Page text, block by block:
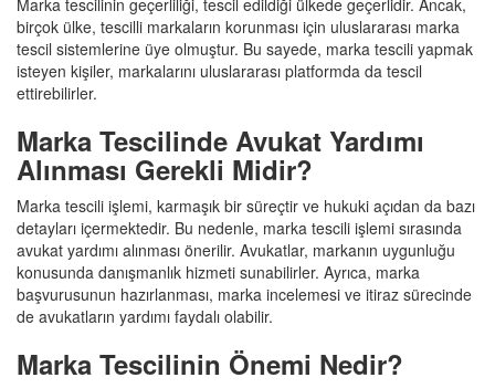
Marka tescilinin geçerliliği, tescil edildiği ülkede geçerlidir. Ancak,
birçok ülke, tescilli markaların korunması için uluslararası marka
tescil sistemlerine üye olmuştur. Bu sayede, marka tescili yapmak
isteyen kişiler, markalarını uluslararası platformda da tescil
ettirebilirler.
Marka Tescilinde Avukat Yardımı
Alınması Gerekli Midir?
Marka tescili işlemi, karmaşık bir süreçtir ve hukuki açıdan da bazı
detayları içermektedir. Bu nedenle, marka tescili işlemi sırasında
avukat yardımı alınması önerilir. Avukatlar, markanın uygunluğu
konusunda danışmanlık hizmeti sunabilirler. Ayrıca, marka
başvurusunun hazırlanması, marka incelemesi ve itiraz sürecinde
de avukatların yardımı faydalı olabilir.
Marka Tescilinin Önemi Nedir?